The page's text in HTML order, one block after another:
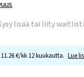
lisää tai liity
€/kk 12 kuukautta. Lue